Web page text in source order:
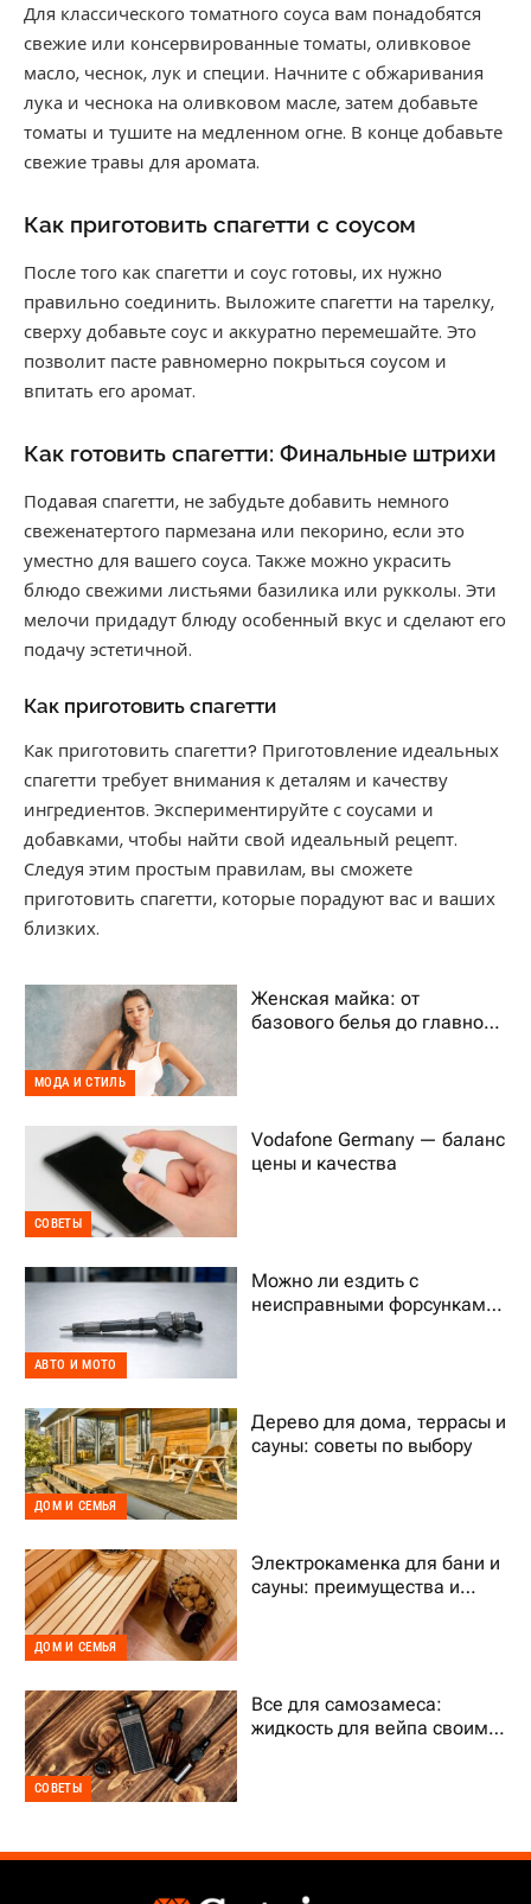
Для классического томатного соуса вам понадобятся
свежие или консервированные томаты, оливковое
масло, чеснок, лук и специи. Начните с обжаривания
лука и чеснока на оливковом масле, затем добавьте
томаты и тушите на медленном огне. В конце добавьте
свежие травы для аромата.
Как приготовить спагетти с соусом
После того как спагетти и соус готовы, их нужно
правильно соединить. Выложите спагетти на тарелку,
сверху добавьте соус и аккуратно перемешайте. Это
позволит пасте равномерно покрыться соусом и
впитать его аромат.
Как готовить спагетти: Финальные штрихи
Подавая спагетти, не забудьте добавить немного
свеженатертого пармезана или пекорино, если это
уместно для вашего соуса. Также можно украсить
блюдо свежими листьями базилика или рукколы. Эти
мелочи придадут блюду особенный вкус и сделают его
подачу эстетичной.
Как приготовить спагетти
Как приготовить спагетти? Приготовление идеальных
спагетти требует внимания к деталям и качеству
ингредиентов. Экспериментируйте с соусами и
добавками, чтобы найти свой идеальный рецепт.
Следуя этим простым правилам, вы сможете
приготовить спагетти, которые порадуют вас и ваших
близких.
МОДА И СТИЛЬ
Женская майка: от
базового белья до главного
СОВЕТЫ
Vodafone Germany — баланс
цены и качества
АВТО И МОТО
Можно ли ездить с
неисправными форсунками
ДОМ И СЕМЬЯ
Дерево для дома, террасы и
сауны: советы по выбору
ДОМ И СЕМЬЯ
Электрокаменка для бани и
сауны: преимущества и
СОВЕТЫ
Все для самозамеса:
жидкость для вейпа своими